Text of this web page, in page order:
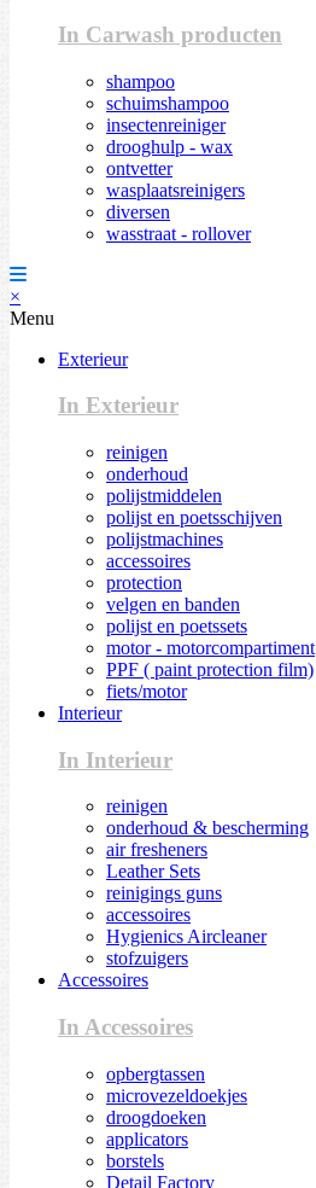
In Carwash producten
shampoo
schuimshampoo
insectenreiniger
drooghulp - wax
ontvetter
wasplaatsreinigers
diversen
wasstraat - rollover
×
Menu
Exterieur
In Exterieur
reinigen
onderhoud
polijstmiddelen
polijst en poetsschijven
polijstmachines
accessoires
protection
velgen en banden
polijst en poetssets
motor - motorcompartiment
PPF ( paint protection film)
fiets/motor
Interieur
In Interieur
reinigen
onderhoud & bescherming
air fresheners
Leather Sets
reinigings guns
accessoires
Hygienics Aircleaner
stofzuigers
Accessoires
In Accessoires
opbergtassen
microvezeldoekjes
droogdoeken
applicators
borstels
Detail Factory